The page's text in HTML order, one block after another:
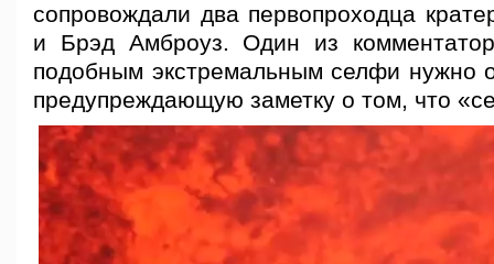
сопровождали два первопроходца
и Брэд Амброуз. Один из
подобным экстремальным селфи нужно
предупреждающую заметку о том, что